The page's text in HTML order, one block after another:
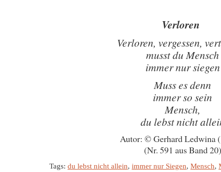
Verloren
Verloren, vergessen,
musst du Mensch
immer nur siegen
Muss es denn
immer so sein
Mensch,
du lebst nicht
Autor: © Gerhard Ledwina
(Nr. 591 aus Band 20)
Tags: du lebst nicht allein, immer nur Siegen, Mensch,